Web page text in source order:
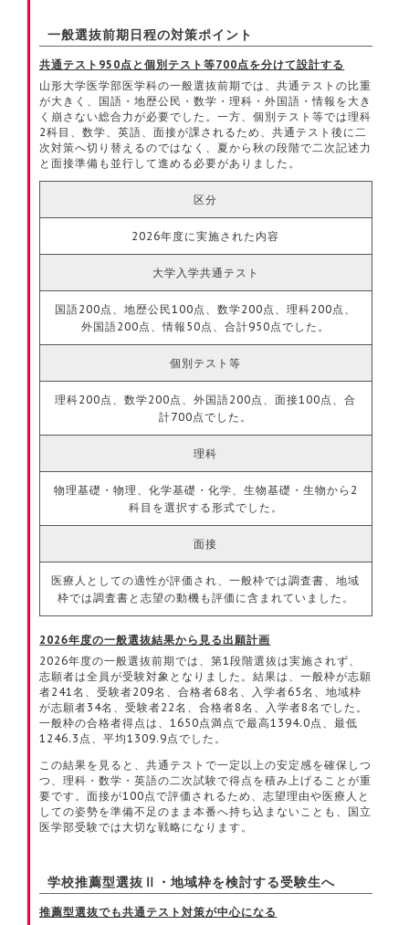
一般選抜前期日程の対策ポイント
共通テスト950点と個別テスト等700点を分けて設計する
山形大学医学部医学科の一般選抜前期では、共通テストの比重
が大きく、国語・地歴公民・数学・理科・外国語・情報を大き
く崩さない総合力が必要でした。一方、個別テスト等では理科
2科目、数学、英語、面接が課されるため、共通テスト後に二
次対策へ切り替えるのではなく、夏から秋の段階で二次記述力
と面接準備も並行して進める必要がありました。
区分
2026年度に実施された内容
大学入学共通テスト
国語200点、地歴公民100点、数学200点、理科200点、
外国語200点、情報50点、合計950点でした。
個別テスト等
理科200点、数学200点、外国語200点、面接100点、合
計700点でした。
理科
物理基礎・物理、化学基礎・化学、生物基礎・生物から2
科目を選択する形式でした。
面接
医療人としての適性が評価され、一般枠では調査書、地域
枠では調査書と志望の動機も評価に含まれていました。
2026年度の一般選抜結果から見る出願計画
2026年度の一般選抜前期では、第1段階選抜は実施されず、
志願者は全員が受験対象となりました。結果は、一般枠が志願
者241名、受験者209名、合格者68名、入学者65名、地域枠
が志願者34名、受験者22名、合格者8名、入学者8名でした。
一般枠の合格者得点は、1650点満点で最高1394.0点、最低
1246.3点、平均1309.9点でした。
この結果を見ると、共通テストで一定以上の安定感を確保しつ
つ、理科・数学・英語の二次試験で得点を積み上げることが重
要です。面接が100点で評価されるため、志望理由や医療人と
しての姿勢を準備不足のまま本番へ持ち込まないことも、国立
医学部受験では大切な戦略になります。
学校推薦型選抜Ⅱ・地域枠を検討する受験生へ
推薦型選抜でも共通テスト対策が中心になる